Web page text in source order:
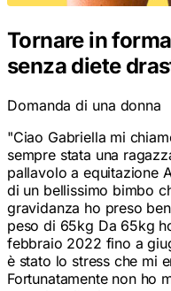
Tornare in
senza diete
Domanda di una donna
"Ciao Gabriella mi
sempre stata una
pallavolo a equitazione
di un bellissimo bimbo
gravidanza ho preso
peso di 65kg Da 65kg
febbraio 2022 fino a
è stato lo stress che mi
Fortunatamente non ho